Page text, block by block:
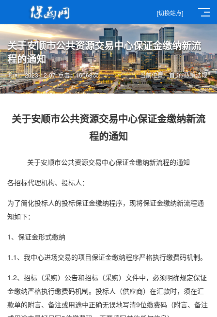
[切换站点]
关于安顺市公共资源交易中心保证金缴纳新流
程的通知
当前位置：首页>政策法规
时间：2023-12-07 点击：16068次
关于安顺市公共资源交易中心保证金缴纳新流
程的通知
关于安顺市公共资源交易中心保证金缴纳新流程的通知
各招标代理机构、投标人：
为了简化投标人的投标保证金缴纳程序，现将保证金缴纳新流程通
知如下：
1、保证金形式缴纳
1.1、我中心进场交易的项目保证金缴纳程序严格执行缴费码机制。
1.2、招标（采购）公告和招标（采购）文件中，必须明确规定保证
金缴纳严格执行缴费码机制。投标人（供应商）在汇款时，须在汇
款单的附言、备注或用途中正确无误地写清9位缴费码（附言、备注